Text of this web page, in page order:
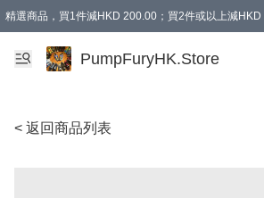
精選商品，買1件減HKD 200.00；買2件或以上減
AAPE商品,會員專享9折或以上（按會員等級）
精選商品，任選買2件或以上減HKD 100.00
購物滿 HKD 800.00即享免運費優惠！（適用於 特定的
PumpFuryHK.Store
< 返回商品列表